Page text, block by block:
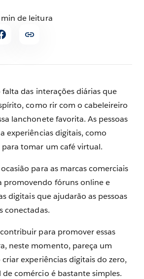
de leitura
das interações diárias que
como rir com o cabeleireiro
lanchonete favorita. As pessoas
experiências digitais, como
tomar um café virtual.
para as marcas comerciais
promovendo fóruns online e
digitais que ajudarão as pessoas
conectadas.
para promover essas
neste momento, pareça um
experiências digitais do zero,
comércio é bastante simples.